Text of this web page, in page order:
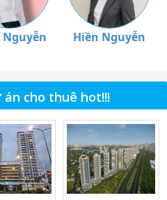
Hiền Nguyễn
án cho thuê hot!!!